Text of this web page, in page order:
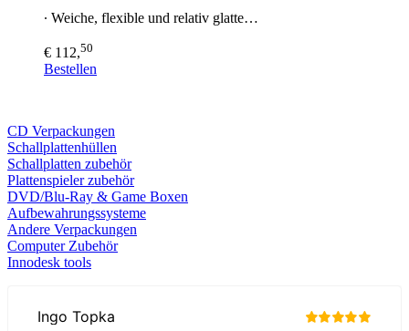
∙ Weiche, flexible und relativ glatte…
€ 112,50
Bestellen
CD Verpackungen
Schallplattenhüllen
Schallplatten zubehör
Plattenspieler zubehör
DVD/Blu-Ray & Game Boxen
Aufbewahrungssysteme
Andere Verpackungen
Computer Zubehör
Innodesk tools